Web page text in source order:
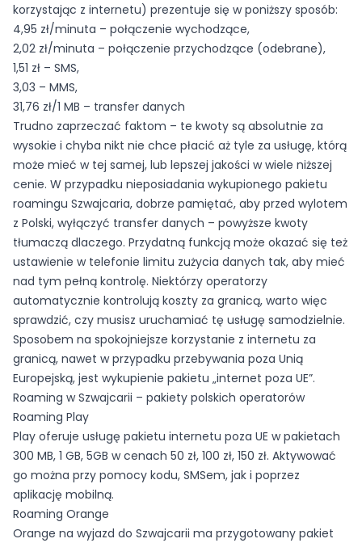
korzystając z internetu) prezentuje się w poniższy sposób:
4,95 zł/minuta – połączenie wychodzące,
2,02 zł/minuta – połączenie przychodzące (odebrane),
1,51 zł – SMS,
3,03 – MMS,
31,76 zł/1 MB – transfer danych
Trudno zaprzeczać faktom – te kwoty są absolutnie za
wysokie i chyba nikt nie chce płacić aż tyle za usługę, którą
może mieć w tej samej, lub lepszej jakości w wiele niższej
cenie. W przypadku nieposiadania wykupionego pakietu
roamingu Szwajcaria, dobrze pamiętać, aby przed wylotem
z Polski, wyłączyć transfer danych – powyższe kwoty
tłumaczą dlaczego. Przydatną funkcją może okazać się też
ustawienie w telefonie limitu zużycia danych tak, aby mieć
nad tym pełną kontrolę. Niektórzy operatorzy
automatycznie kontrolują koszty za granicą, warto więc
sprawdzić, czy musisz uruchamiać tę usługę samodzielnie.
Sposobem na spokojniejsze korzystanie z internetu za
granicą, nawet w przypadku przebywania poza Unią
Europejską, jest wykupienie pakietu „internet poza UE”.
Roaming w Szwajcarii – pakiety polskich operatorów
Roaming Play
Play oferuje usługę pakietu internetu poza UE w pakietach
300 MB, 1 GB, 5GB w cenach 50 zł, 100 zł, 150 zł. Aktywować
go można przy pomocy kodu, SMSem, jak i poprzez
aplikację mobilną.
Roaming Orange
Orange na wyjazd do Szwajcarii ma przygotowany pakiet